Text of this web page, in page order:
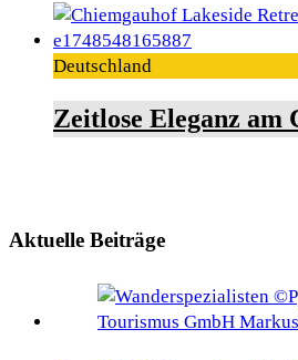
Deutschland
Zeitlose Eleganz am
Aktuelle Beiträge